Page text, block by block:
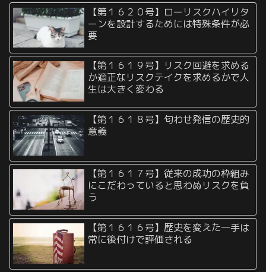
【第１６２０号】ローリスクハイリタ
ーンを設計するためには特殊条件が必
要
【第１６１９号】リスク回避を求める
か適正なリスクテイクを求めるかで人
生は大きく変わる
【第１６１８号】匂わせ発信の歴史的
意義
【第１６１７号】従来の成功の枠組み
にこだわっていると思わぬリスクを負
う
【第１６１６号】歴史を変えた一手は
常に後付けで評価される